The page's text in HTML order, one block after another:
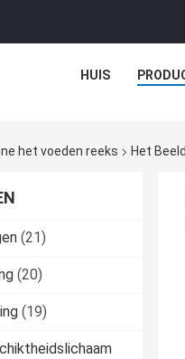
HUIS
het voeden reeks Het
(21)
(20)
(19)